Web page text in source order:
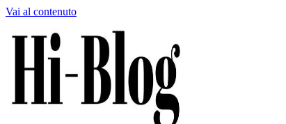
Vai al contenuto